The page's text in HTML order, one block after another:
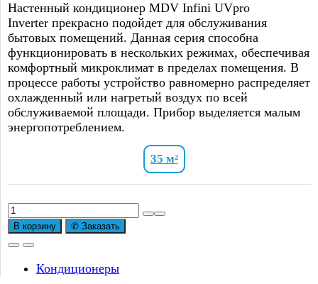
Настенный кондиционер MDV Infini UVpro
Inverter прекрасно подойдет для обслуживания
бытовых помещений. Данная серия способна
функционировать в нескольких режимах, обеспечивая
комфортный микроклимат в пределах помещения. В
процессе работы устройство равномерно распределяет
охлажденный или нагретый воздух по всей
обслуживаемой площади. Прибор выделяется малым
энергопотреблением.
35 м²
Количество
товара
MDV
В корзину ✆ Заказать
Кондиционеры